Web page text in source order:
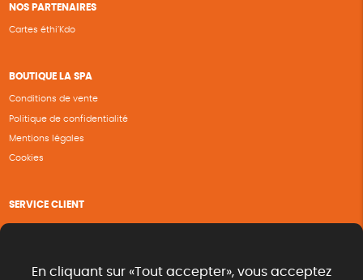
NOS PARTENAIRES
Cartes éthi’Kdo
BOUTIQUE LA SPA
Conditions de vente
Politique de confidentialité
Mentions légales
Cookies
SERVICE CLIENT
Nous contacter
En cliquant sur «Tout accepter», vous acceptez